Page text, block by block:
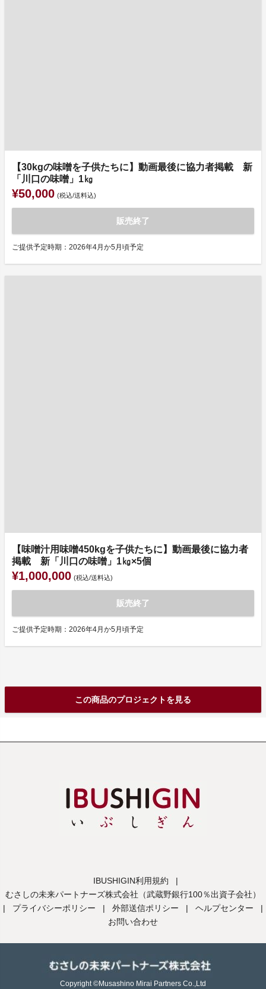
【30kgの味噌を子供たちに】動画最後に協力者掲載 新
「川口の味噌」1㎏
¥50,000 (税込/送料込)
販売終了
ご提供予定時期：2026年4月か5月頃予定
【味噌汁用味噌450kgを子供たちに】動画最後に協力者
掲載 新「川口の味噌」1㎏×5個
¥1,000,000 (税込/送料込)
販売終了
ご提供予定時期：2026年4月か5月頃予定
この商品のプロジェクトを見る
IBUSHIGIN利用規約
|
むさしの未来パートナーズ株式会社（武蔵野銀行100％出資子会社）
|
プライバシーポリシー | 外部送信ポリシー | ヘルプセンター
|
お問い合わせ
Copyright ©Musashino Mirai Partners Co.,Ltd